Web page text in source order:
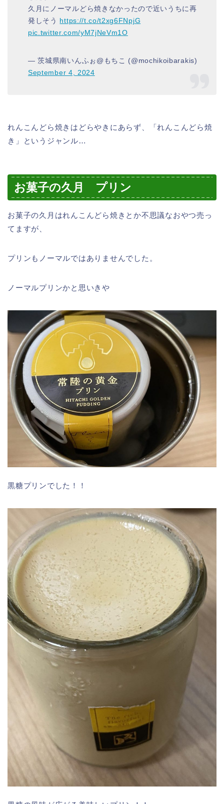
久月にノーマルどら焼きなかったので近いうちに再
発しそう https://t.co/t2xg6FNpjG
pic.twitter.com/yM7jNeVm1O
— 茨城県南いんふぉ@もちこ (@mochikoibarakis)
September 4, 2024
れんこんどら焼きはどらやきにあらず、「れんこんどら焼
き」というジャンル…
お菓子の久月 プリン
お菓子の久月はれんこんどら焼きとか不思議なおやつ売っ
てますが、
プリンもノーマルではありませんでした。
ノーマルプリンかと思いきや
黒糖プリンでした！！